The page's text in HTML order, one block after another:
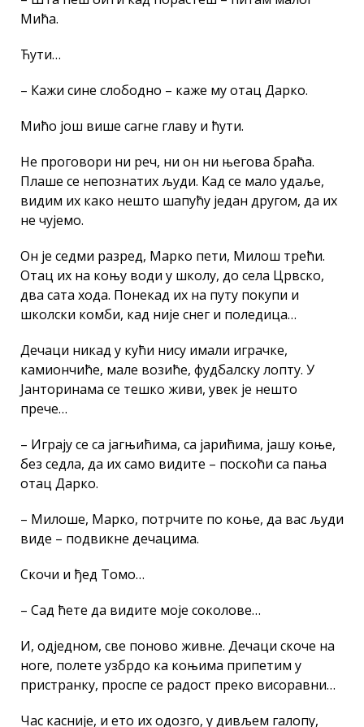
Мића.
Ћути…
– Кажи сине слободно – каже му отац Дарко.
Мићо још више сагне главу и ћути.
Не проговори ни реч, ни он ни његова браћа.
Плаше се непознатих људи. Кад се мало удаље,
видим их како нешто шапућу један другом, да их
не чујемо.
Он је седми разред, Марко пети, Милош трећи.
Отац их на коњу води у школу, до села Црвско,
два сата хода. Понекад их на путу покупи и
школски комби, кад није снег и поледица…
Дечаци никад у кући нису имали играчке,
камиончиће, мале возиће, фудбалску лопту. У
Јанторинама се тешко живи, увек је нешто
прече…
– Играју се са јагњићима, са јарићима, јашу коње,
без седла, да их само видите – поскоћи са пања
отац Дарко.
– Милоше, Марко, потрчите по коње, да вас људи
виде – подвикне дечацима.
Скочи и ђед Томо…
– Сад ћете да видите моје соколове…
И, одједном, све поново живне. Дечаци скоче на
ноге, полете узбрдо ка коњима припетим у
пристранку, проспе се радост преко висоравни…
Час касније, и ето их одозго, у дивљем галопу,